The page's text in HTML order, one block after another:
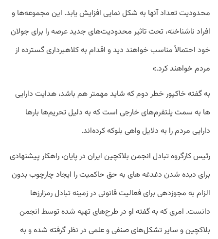
محدودیت تعداد آنها به شکل نمایی افزایش یابد. این مجموعه‌ها و
افراد ناشناخته، تحت تاثیر محدودیت‌های جدید عرصه را برای جولان
خود احتمالاً مناسب خواهند دید و اقدام به کلاهبرداری گسترده از
مردم خواهند کرد.»
به گفته خاکپور خطر دوم که شاید مهمتر هم باشد، هدایت دارایی
ها به سمت پلتفرم‌های خارجی است که به دلیل تحریم‌ها بارها
دارایی مردم را به دلایل واهی بلوکه کرده‌اند.
رئیس کارگروه تبادل انجمن بلاکچین ایران در پایان، راهکار پیشنهادی
برای دیده شدن دغدغه های به حق حاکمیت را ایجاد چارچوب بدون
الزام به مجوزدهی برای فعالیت قانونی در زمینه تبادل رمزارزها
دانست. امری که به گفته او در طرح‌های تهیه شده توسط انجمن
بلاکچین و سایر تشکل‌های صنفی و علمی در نظر گرفته شده و به